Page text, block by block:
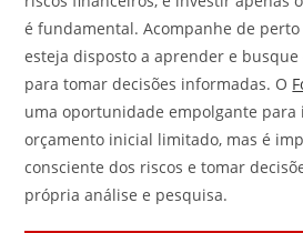
é fundamental. Acompanhe de perto
esteja disposto a aprender e
para tomar decisões informadas. O
uma oportunidade empolgante para
orçamento inicial limitado, mas é
consciente dos riscos e tomar
própria análise e pesquisa.